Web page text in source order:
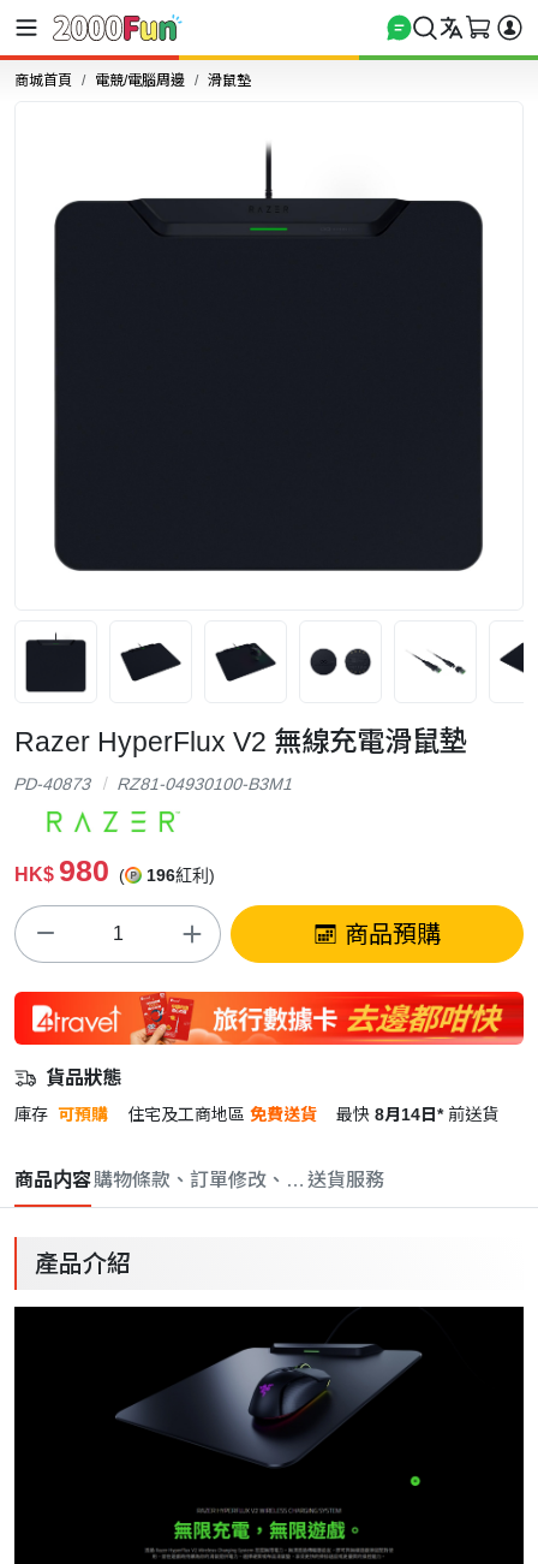
商城首頁 電競/電腦周邊 滑鼠墊
Razer HyperFlux V2 無線充電滑鼠墊
PD-40873 RZ81-04930100-B3M1
HK$ 980 ( 196紅利)
商品預購
貨品狀態
庫存 可預購 住宅及工商地區 免費送貨 最快 8月14日* 前送貨
商品内容購物條款、訂單修改、取消與退款政策
送貨服務
產品介紹